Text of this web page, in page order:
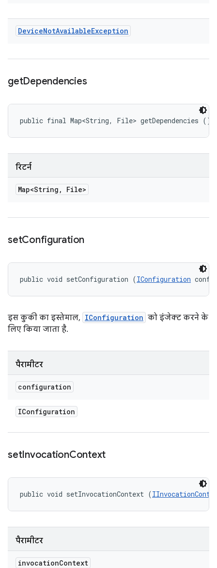
DeviceNotAvailableException
getDependencies
public final Map<String, File> getDependencies ()
रिटर्न
Map<String , File>
setConfiguration
public void setConfiguration (IConfiguration
इस कुकी का इस्तेमाल, IConfiguration को इंजेक्ट करने के
लिए किया जाता है.
पैरामीटर
configuration
IConfiguration
setInvocationContext
public void setInvocationContext (
पैरामीटर
invocationContext